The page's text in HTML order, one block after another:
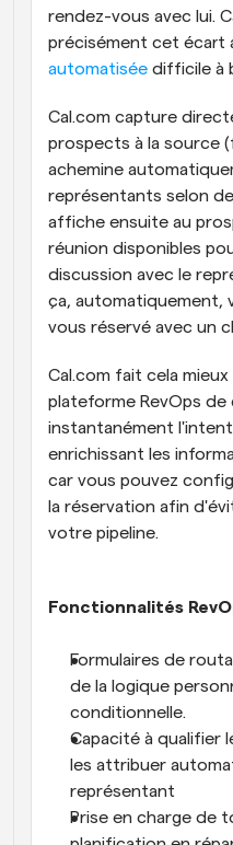
rendez-vous avec lui.
précisément cet écart
automatisée difficile à
Cal.com capture
prospects à la source
achemine
représentants selon
affiche ensuite au
réunion disponibles
discussion avec le
ça, automatiquement,
vous réservé avec un
Cal.com fait cela
plateforme RevOps
instantanément
enrichissant les
car vous pouvez
la réservation afin
votre pipeline.
Fonctionnalités
Formulaires de
de la logique
conditionnelle.
Capacité à qualifier
les attribuer
représentant
Prise en charge de